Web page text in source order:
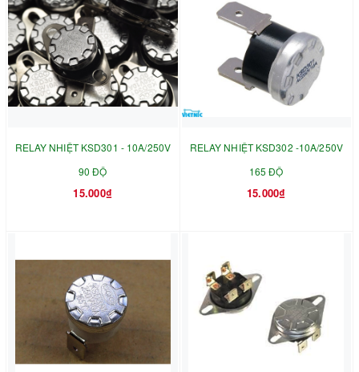
RELAY NHIỆT KSD301 - 10A/250V
90 ĐỘ
15.000₫
RELAY NHIỆT KSD302 -10A/250V
165 ĐỘ
15.000₫